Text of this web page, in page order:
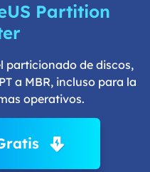
Partition
particionado de discos,
a MBR, incluso para la
operativos.